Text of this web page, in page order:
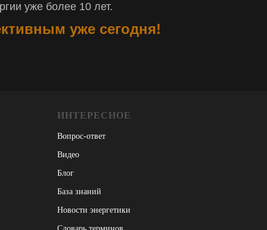
уже более 10 лет.
уже сегодня!
ИНТЕРЕСНОЕ
Вопрос-ответ
Видео
Блог
База знаний
Новости энергетики